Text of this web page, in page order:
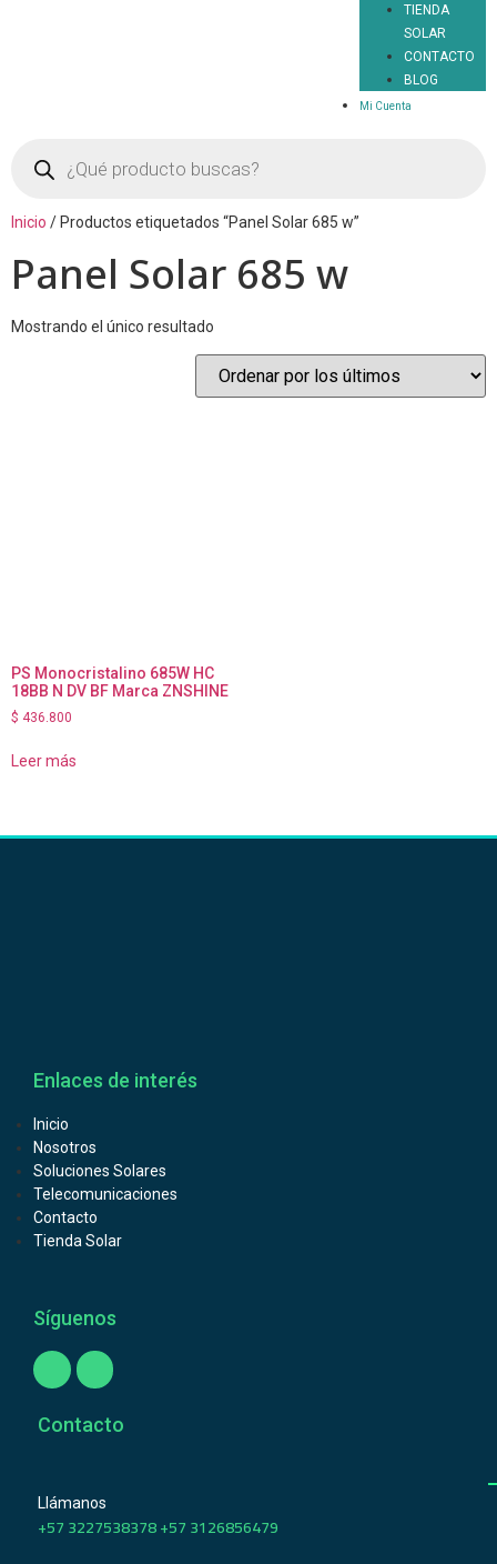
TIENDA
SOLAR
CONTACTO
BLOG
Mi Cuenta
Inicio / Productos etiquetados “Panel Solar 685 w”
Panel Solar 685 w
Mostrando el único resultado
PS Monocristalino 685W HC
18BB N DV BF Marca ZNSHINE
$ 436.800
Leer más
Enlaces de interés
Inicio
Nosotros
Soluciones Solares
Telecomunicaciones
Contacto
Tienda Solar
Síguenos
Contacto
Llámanos
+57 3227538378 +57 3126856479